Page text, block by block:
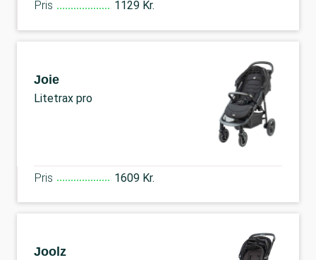
Pris 1129 Kr.
Joie
Litetrax pro
Pris 1609 Kr.
Joolz